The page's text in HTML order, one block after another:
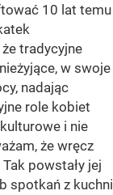
10 lat temu
tradycyjne
w swoje
nadając
role kobiet
i nie
że wręcz
powstały jej
spotkań z kuchni